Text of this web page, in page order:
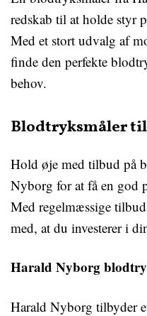
redskab til at holde styr
Med et stort udvalg af
finde den perfekte
behov.
Blodtryksmåler
Hold øje med tilbud på
Nyborg for at få en god
Med regelmæssige
med, at du investerer i
Harald Nyborg
Harald Nyborg tilbyder